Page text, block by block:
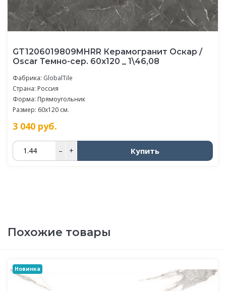
GT1206019809MHRR Керамогранит Оскар /
Oscar Темно-сер. 60x120 _ 1\46,08
Фабрика: GlobalTile
Страна: Россия
Форма: Прямоугольник
Размер: 60x120 см.
3 040 руб.
– + Купить
Похожие товары
Новинка